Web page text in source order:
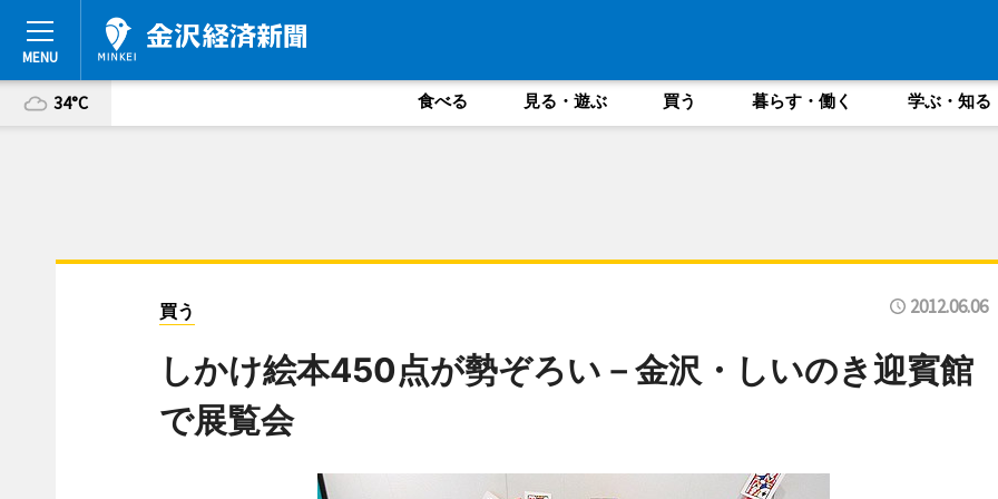
34°C 食べる 見る・遊ぶ 買う 暮らす・働く 学ぶ・知る
買う 2012.06.06
しかけ絵本450点が勢ぞろい－金沢・しいのき迎賓館
で展覧会